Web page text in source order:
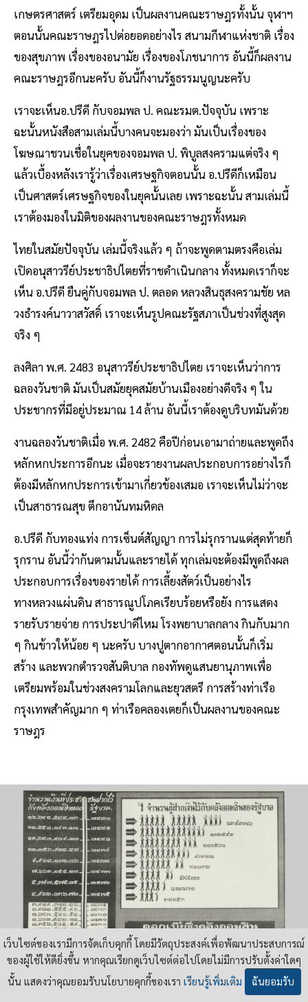
เกษตรศาสตร์ เตรียมอุดม เป็นผลงานคณะราษฎรทั้งนั้น จุฬาฯ
ตอนนั้นคณะราษฎรไปต่อยอดอย่างไร สนามกีฬาแห่งชาติ เรื่อง
ของสุขภาพ เรื่องของอนามัย เรื่องของโภชนาการ อันนี้ก็ผลงาน
คณะราษฎรอีกนะครับ อันนี้ก็งานรัฐธรรมนูญนะครับ
เราจะเห็นอ.ปรีดี กับจอมพล ป. คณะรมต.ปัจจุบัน เพราะ
ฉะนั้นหนังสือสามเล่มนี้บางคนจะมองว่า มันเป็นเรื่องของ
โฆษณาชวนเชื่อในยุคของจอมพล ป. พิบูลสงครามแต่จริง ๆ
แล้วเบื้องหลังเรารู้ว่าเรื่องเศรษฐกิจตอนนั้น อ.ปรีดีก็เหมือน
เป็นศาสตร์เศรษฐกิจของในยุคนั้นเลย เพราะฉะนั้น สามเล่มนี้
เราต้องมองในมิติของผลงานของคณะราษฎรทั้งหมด
ไทยในสมัยปัจจุบัน เล่มนี้จริงแล้ว ๆ ถ้าจะพูดตามตรงคือเล่ม
เปิดอนุสาวรีย์ประชาธิปไตยที่ราชดำเนินกลาง ทั้งหมดเราก็จะ
เห็น อ.ปรีดี ยืนคู่กับจอมพล ป. ตลอด หลวงสินธุสงครามชัย หล
วงธำรงค์นาวาสวัสดิ์ เราจะเห็นรูปคณะรัฐสภาเป็นช่วงที่สูงสุด
จริง ๆ
ลงศิลา พ.ศ. 2483 อนุสาวรีย์ประชาธิปไตย เราจะเห็นว่าการ
ฉลองวันชาติ มันเป็นสมัยยุคสมัยบ้านเมืองอย่างดีจริง ๆ ใน
ประชากรที่มีอยู่ประมาณ 14 ล้าน อันนี้เราต้องดูบริบทมันด้วย
งานฉลองวันชาติเมื่อ พ.ศ. 2482 คือปีก่อนเอามาถ่ายและพูดถึง
หลักหกประการอีกนะ เมื่อจะรายงานผลประกอบการอย่างไรก็
ต้องมีหลักหกประการเข้ามาเกี่ยวข้องเสมอ เราจะเห็นไม่ว่าจะ
เป็นสาธารณสุข ตึกอานันทมหิดล
อ.ปรีดี กับทองแท่ง การเซ็นต์สัญญา การไม่รุกรานแต่สุดท้ายก็
รุกราน อันนี้ว่ากันตามนั้นและรายได้ ทุกเล่มจะต้องมีพูดถึงผล
ประกอบการเรื่องของรายได้ การเลี้ยงสัตว์เป็นอย่างไร
ทางหลวงแผ่นดิน สาธารณูปโภคเรียบร้อยหรือยัง การแสดง
รายรับรายจ่าย การประปาดีไหม โรงพยาบาลกลาง กินกับมาก
ๆ กินข้าวให้น้อย ๆ นะครับ บางปูตากอากาศตอนนั้นก็เริ่ม
สร้าง และพวกตำรวจสันติบาล กองทัพดูแสนยานุภาพเพื่อ
เตรียมพร้อมในช่วงสงครามโลกและยุวสตรี การสร้างท่าเรือ
กรุงเทพสำคัญมาก ๆ ท่าเรือคลองเตยก็เป็นผลงานของคณะ
ราษฎร
เว็บไซต์ของเรามีการจัดเก็บคุกกี้ โดยมีวัตถุประสงค์เพื่อพัฒนาประสบการณ์
ของผู้ใช้ให้ดียิ่งขึ้น หากคุณเรียกดูเว็บไซต์ต่อไปโดยไม่มีการปรับตั้งค่าใดๆ
นั้น แสดงว่าคุณยอมรับนโยบายคุกกี้ของเรา เรียนรู้เพิ่มเติม ฉันยอมรับ